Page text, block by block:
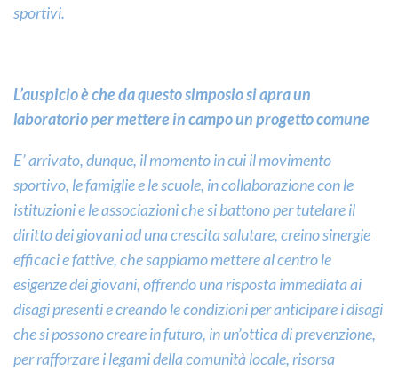
sportivi.
L’auspicio è che da questo simposio si apra un
laboratorio per mettere in campo un progetto comune
E’ arrivato, dunque, il momento in cui il movimento
sportivo, le famiglie e le scuole, in collaborazione con le
istituzioni e le associazioni che si battono per tutelare il
diritto dei giovani ad una crescita salutare, creino sinergie
efficaci e fattive, che sappiamo mettere al centro le
esigenze dei giovani, offrendo una risposta immediata ai
disagi presenti e creando le condizioni per anticipare i disagi
che si possono creare in futuro, in un’ottica di prevenzione,
per rafforzare i legami della comunità locale, risorsa